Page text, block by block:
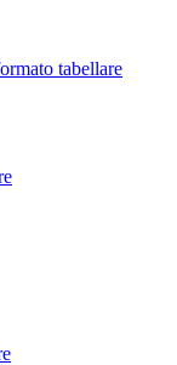
tabellare